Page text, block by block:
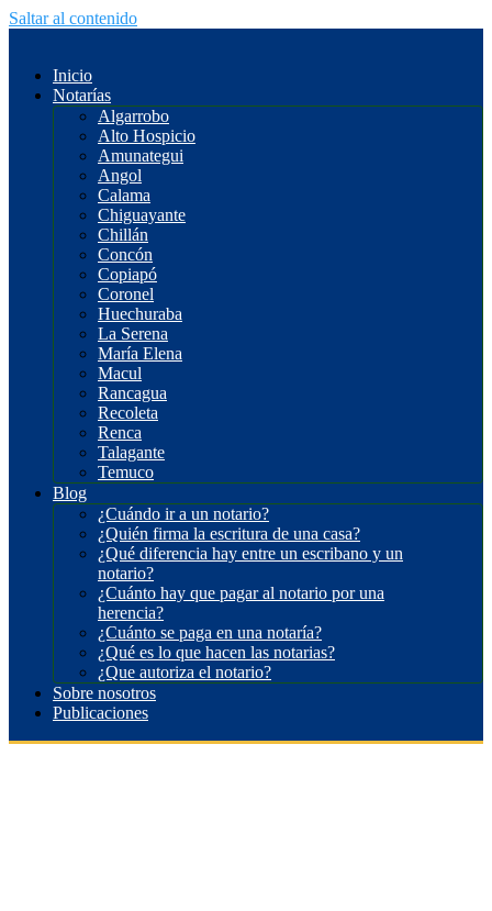
Saltar al contenido
Inicio
Notarías
Algarrobo
Alto Hospicio
Amunategui
Angol
Calama
Chiguayante
Chillán
Concón
Copiapó
Coronel
Huechuraba
La Serena
María Elena
Macul
Rancagua
Recoleta
Renca
Talagante
Temuco
Blog
¿Cuándo ir a un notario?
¿Quién firma la escritura de una casa?
¿Qué diferencia hay entre un escribano y un
notario?
¿Cuánto hay que pagar al notario por una
herencia?
¿Cuánto se paga en una notaría?
¿Qué es lo que hacen las notarias?
¿Que autoriza el notario?
Sobre nosotros
Publicaciones